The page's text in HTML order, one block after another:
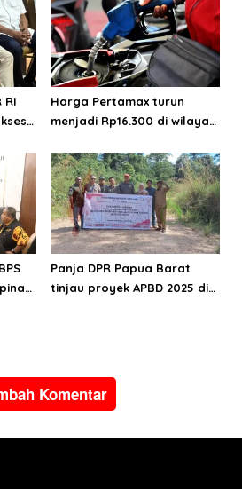
RI
Harga Pertamax turun
menjadi Rp16.300 di wilayah
Panja DPR Papua Barat
tinjau proyek APBD 2025 di
Komentar